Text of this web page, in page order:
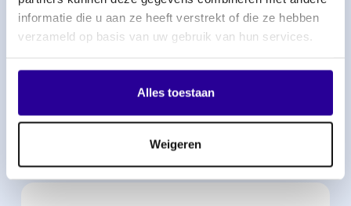
informatie die u aan ze heeft verstrekt of die ze hebben
verzameld op basis van uw gebruik van hun services.
Alles toestaan
Weigeren
Naam partij